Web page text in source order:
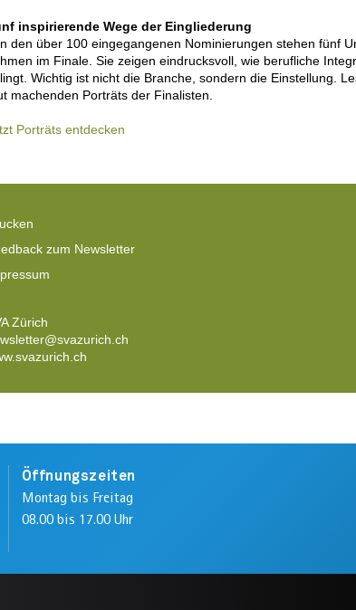
inspirierende Wege der Eingliederung
den über 100 eingegangenen Nominierungen stehen fünf
im Finale. Sie zeigen eindrucksvoll, wie berufliche
Wichtig ist nicht die Branche, sondern die Einstellung.
machenden Porträts der Finalisten.
Porträts entdecken
zum Newsletter
Zürich
@svazurich.ch
Öffnungszeiten
Montag bis Freitag
08.00 bis 17.00 Uhr